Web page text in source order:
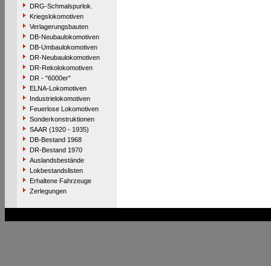
DRG-Schmalspurlok.
Kriegslokomotiven
Verlagerungsbauten
DB-Neubaulokomotiven
DB-Umbaulokomotiven
DR-Neubaulokomotiven
DR-Rekolokomotiven
DR - "6000er"
ELNA-Lokomotiven
Industrielokomotiven
Feuerlose Lokomotiven
Sonderkonstruktionen
SAAR (1920 - 1935)
DB-Bestand 1968
DR-Bestand 1970
Auslandsbestände
Lokbestandslisten
Erhaltene Fahrzeuge
Zerlegungen